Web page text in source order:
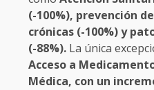
(-100%), prevención
crónicas (-100%) y
(-88%). La única
Acceso a
Médica, con un